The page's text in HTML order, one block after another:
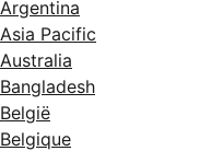
Argentina
Asia Pacific
Australia
Bangladesh
België
Belgique